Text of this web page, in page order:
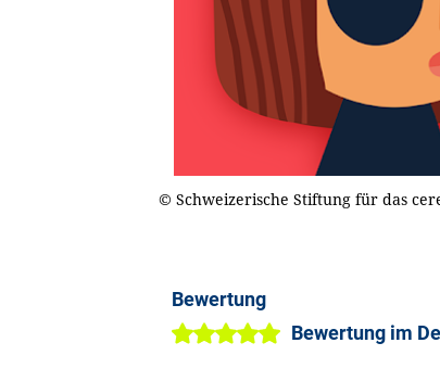
© Schweizerische Stiftung für das
Bewertung
Bewertung im